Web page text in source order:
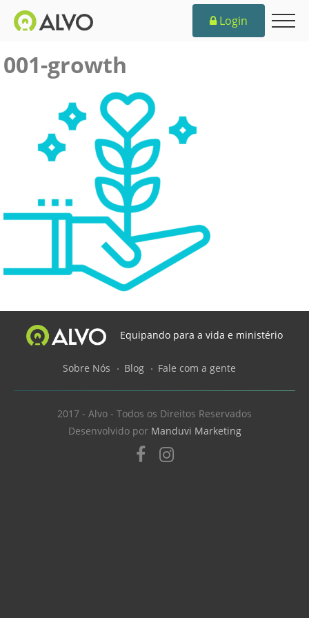
Login
001-growth
Equipando para a vida e ministério
Sobre Nós Blog Fale com a gente
2017 - Alvo - Todos os Direitos Reservados
Desenvolvido por Manduvi Marketing